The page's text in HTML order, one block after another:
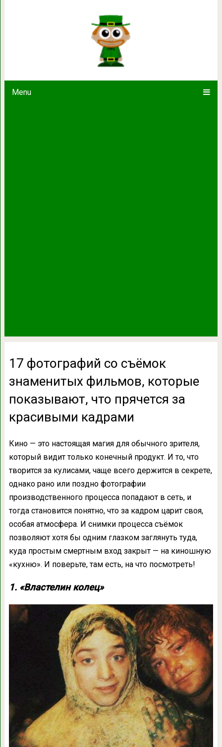
Menu
17 фотографий со съёмок
показывают, что прячется
17 фотографий со съёмок
знаменитых фильмов, которые
показывают, что прячется за
красивыми кадрами
Кино — это настоящая магия для обычного зрителя,
который видит только конечный продукт. И то, что
творится за кулисами, чаще всего держится в секрете,
однако рано или поздно фотографии
производственного процесса попадают в сеть, и
тогда становится понятно, что за кадром царит своя,
особая атмосфера. И снимки процесса съёмок
позволяют хотя бы одним глазком заглянуть туда,
куда простым смертным вход закрыт — на киношную
«кухню». И поверьте, там есть, на что посмотреть!
1. «Властелин колец»